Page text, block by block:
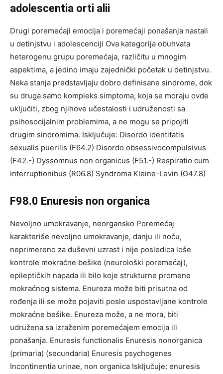
adolescentia orti alii
Drugi poremećaji emocija i poremećaji ponašanja nastali
u detinjstvu i adolescenciji Ova kategorija obuhvata
heterogenu grupu poremećaja, različitu u mnogim
aspektima, a jedino imaju zajednički početak u detinjstvu.
Neka stanja predstavljaju dobro definisane sindrome, dok
su druga samo kompleks simptoma, koja se moraju ovde
uključiti, zbog njihove učestalosti i udruženosti sa
psihosocijalnim problemima, a ne mogu se pripojiti
drugim sindromima. Isključuje: Disordo identitatis
sexualis puerilis (F64.2) Disordo obsessivocompulsivus
(F42.-) Dyssomnus non organicus (F51.-) Respiratio cum
interruptionibus (R06.8) Syndroma Kleine-Levin (G47.8)
F98.0 Enuresis non organica
Nevoljno umokravanje, neorgansko Poremećaj
karakteriše nevoljno umokravanje, danju ili noću,
neprimereno za duševni uzrast i nije posledica loše
kontrole mokraćne bešike (neurološki poremećaj),
epileptičkih napada ili bilo koje strukturne promene
mokraćnog sistema. Enureza može biti prisutna od
rođenja ili se može pojaviti posle uspostavljane kontrole
mokraćne bešike. Enureza može, a ne mora, biti
udružena sa izraženim poremećajem emocija ili
ponašanja. Enuresis functionalis Enuresis nonorganica
(primaria) (secundaria) Enuresis psychogenes
Incontinentia urinae, non organica Isključuje: enuresis